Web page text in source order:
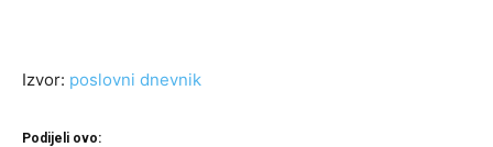
Izvor: poslovni dnevnik
Podijeli ovo: